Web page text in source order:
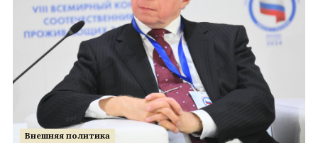
Внешняя политика